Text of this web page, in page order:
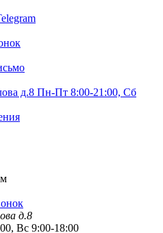
д.8 Пн-Пт 8:00-21:00, Сб
д.8
Вс 9:00-18:00